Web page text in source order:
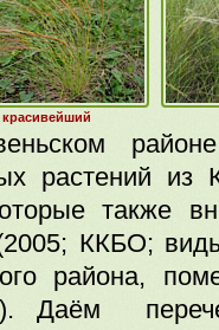
растений
также
ККБО;
района,
Даём